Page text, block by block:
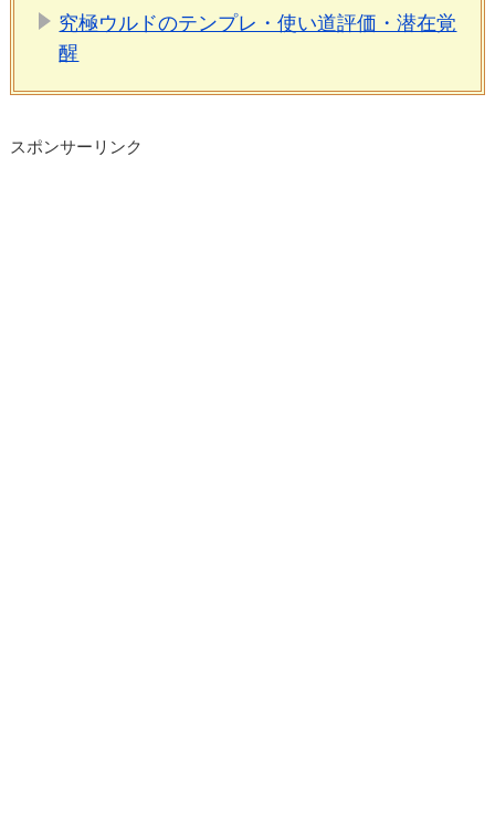
究極ウルドのテンプレ・使い道評価・潜在覚
醒
スポンサーリンク